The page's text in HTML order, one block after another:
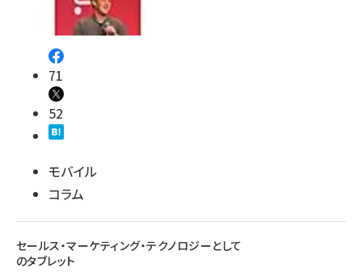
71
52
モバイル
コラム
セールス・マーケティング・テクノロジーとして
のタブレット